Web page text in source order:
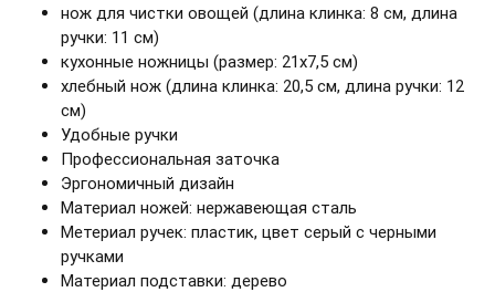
нож для чистки овощей (длина клинка: 8 см, длина
ручки: 11 см)
кухонные ножницы (размер: 21х7,5 см)
хлебный нож (длина клинка: 20,5 см, длина ручки: 12
см)
Удобные ручки
Профессиональная заточка
Эргономичный дизайн
Материал ножей: нержавеющая сталь
Метериал ручек: пластик, цвет серый с черными
ручками
Материал подставки: дерево